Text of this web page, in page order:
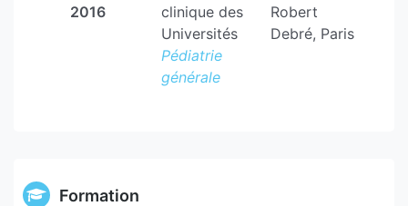
2016
clinique des
Universités
Pédiatrie
générale
Robert
Debré, Paris
Formation